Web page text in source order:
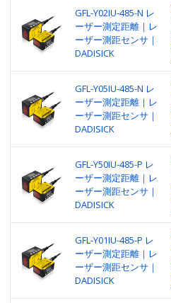
GFL-Y02IU-485-N レ
ーザー測定距離｜レ
ーザー測距センサ｜
DADISICK
GFL-Y05IU-485-N レ
ーザー測定距離｜レ
ーザー測距センサ｜
DADISICK
GFL-Y50IU-485-P レ
ーザー測定距離｜レ
ーザー測距センサ｜
DADISICK
GFL-Y01IU-485-P レ
ーザー測定距離｜レ
ーザー測距センサ｜
DADISICK